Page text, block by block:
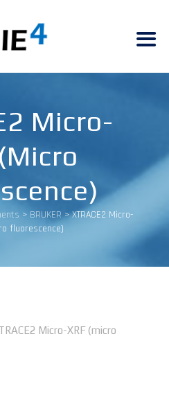
Micro-
> BRUKER >XTRACE2 Micro-
fluorescence)
Micro-XRF (micro